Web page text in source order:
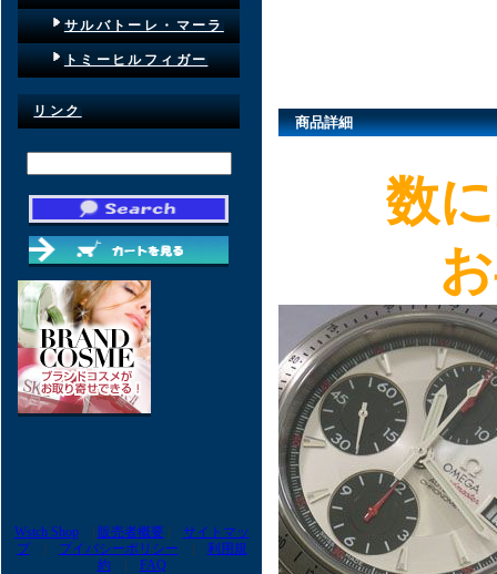
商品詳細
数
サルバトーレ・マーラ
トミーヒルフィガー
リンク
Wstch Shop| 販売者概要| サイトマッ
プ| プイバシーポリシー
利用規
約
FAQ